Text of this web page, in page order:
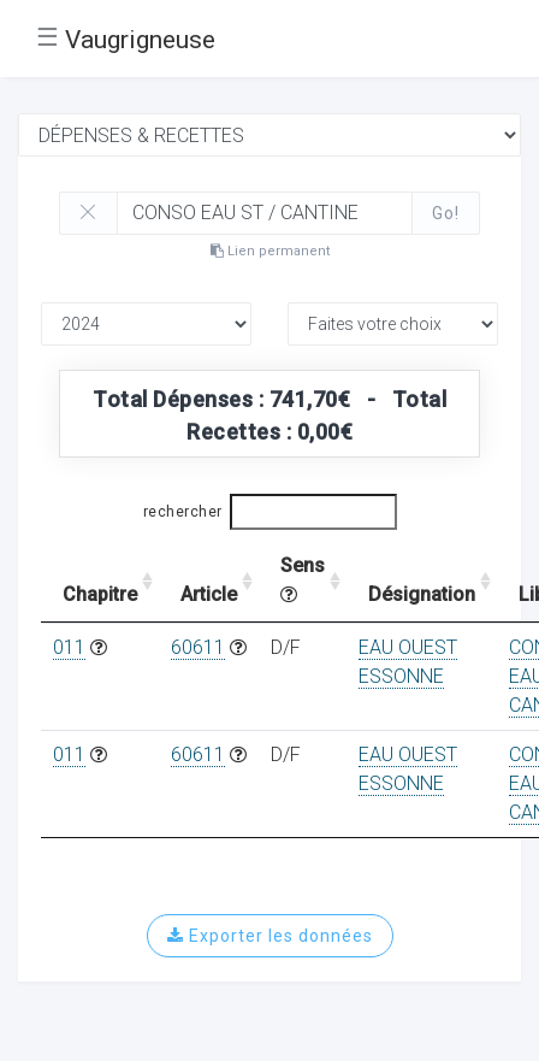
☰ Vaugrigneuse
Go!
Lien permanent
Total Dépenses : 741,70€ - Total
Recettes : 0,00€
rechercher
Chapitre Article
Sens
Désignation
011 60611 D/F
EAU OUEST
ESSONNE
011 60611 D/F
EAU OUEST
ESSONNE
Exporter les données